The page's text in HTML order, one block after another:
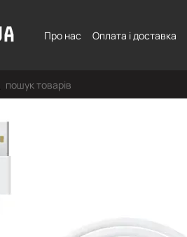
Про нас
Оплата і доставка